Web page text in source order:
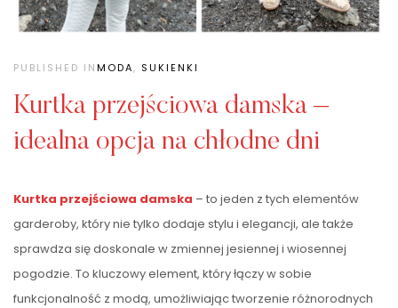
PUBLISHED INMODA, SUKIENKI
Kurtka przejściowa damska –
idealna opcja na chłodne dni
Kurtka przejściowa damska – to jeden z tych elementów
garderoby, który nie tylko dodaje stylu i elegancji, ale także
sprawdza się doskonale w zmiennej jesiennej i wiosennej
pogodzie. To kluczowy element, który łączy w sobie
funkcjonalność z modą, umożliwiając tworzenie różnorodnych